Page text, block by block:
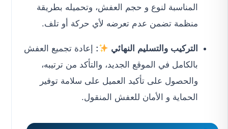
المناسبة لنوع و حجم العفش، وتحميله بطريقة
منظمة تضمن عدم تعرضه لأي حركة أو تلف.
التركيب والتسليم النهائي : إعادة تجميع العفش
بالكامل في الموقع الجديد، والتأكد من ترتيبه،
والحصول على تأكيد العميل على سلامة توفير
الحماية و الأمان للعفش المنقول.